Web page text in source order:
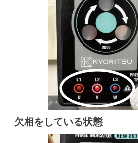
欠相をしている状態